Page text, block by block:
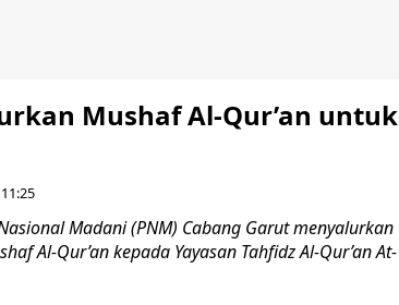
Mushaf Al-Qur’an untuk
Madani (PNM) Cabang Garut menyalurkan
Al-Qur’an kepada Yayasan Tahfidz Al-Qur’an At-